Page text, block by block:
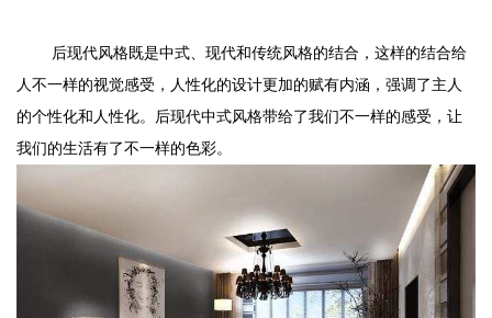
后现代风格既是中式、现代和传统风格的结合，这样的结合给
人不一样的视觉感受，人性化的设计更加的赋有内涵，强调了主人
的个性化和人性化。后现代中式风格带给了我们不一样的感受，让
我们的生活有了不一样的色彩。